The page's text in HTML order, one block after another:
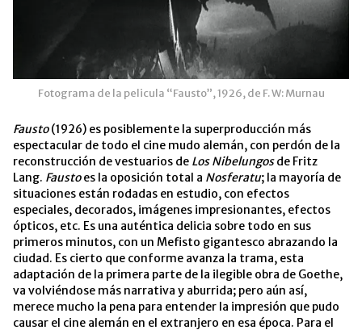
Fotograma de la pelicula “Fausto”, 1926, de F. W: Murnau
Fausto(1926) es posiblemente la superproducción más
espectacular de todo el cine mudo alemán, con perdón de la
reconstrucción de vestuarios de Los Nibelungosde Fritz
Lang. Faustoes la oposición total a Nosferatu; la mayoría de
situaciones están rodadas en estudio, con efectos
especiales, decorados, imágenes impresionantes, efectos
ópticos, etc. Es una auténtica delicia sobre todo en sus
primeros minutos, con un Mefisto gigantesco abrazando la
ciudad. Es cierto que conforme avanza la trama, esta
adaptación de la primera parte de la ilegible obra de Goethe,
va volviéndose más narrativa y aburrida; pero aún así,
merece mucho la pena para entender la impresión que pudo
causar el cine alemán en el extranjero en esa época. Para el